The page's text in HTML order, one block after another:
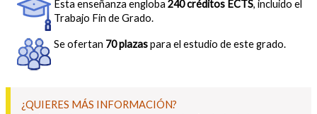
Esta enseñanza engloba 240 créditos ECTS, incluido el
Trabajo Fin de Grado.
Se ofertan 70 plazaspara el estudio de este grado.
¿QUIERES MÁS INFORMACIÓN?